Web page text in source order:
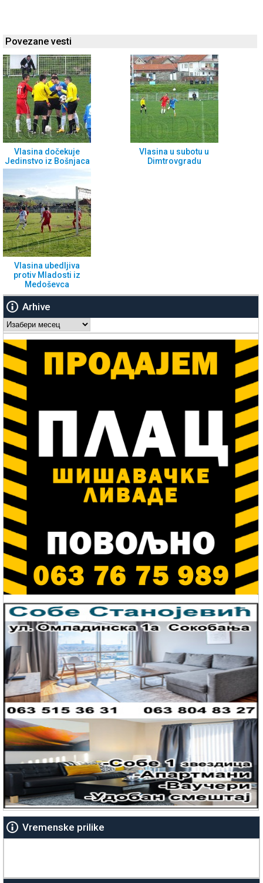
Povezane vesti
Vlasina dočekuje
Jedinstvo iz Bošnjaca
Vlasina u subotu u
Dimtrovgradu
Vlasina ubedljiva
protiv Mladosti iz
Medoševca
Arhive
Arhive
Vremenske prilike